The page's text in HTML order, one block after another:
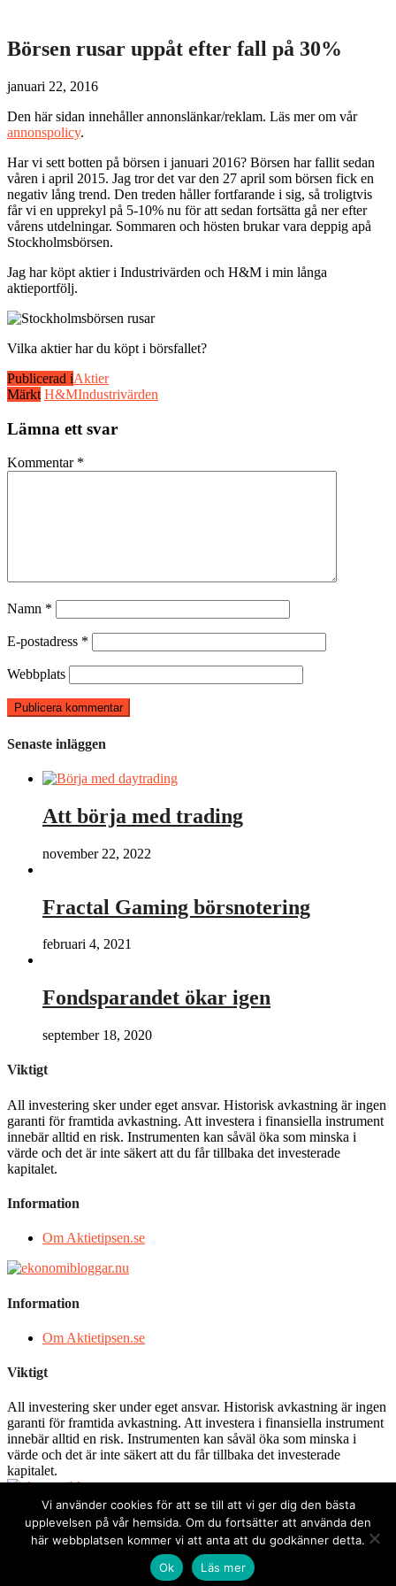
Börsen rusar uppåt efter fall på 30%
januari 22, 2016
Den här sidan innehåller annonslänkar/reklam. Läs mer om vår
annonspolicy.
Har vi sett botten på börsen i januari 2016? Börsen har fallit sedan
våren i april 2015. Jag tror det var den 27 april som börsen fick en
negativ lång trend. Den treden håller fortfarande i sig, så troligtvis
får vi en upprekyl på 5-10% nu för att sedan fortsätta gå ner efter
vårens utdelningar. Sommaren och hösten brukar vara deppig apå
Stockholmsbörsen.
Jag har köpt aktier i Industrivärden och H&M i min långa
aktieportfölj.
Vilka aktier har du köpt i börsfallet?
Publicerad iAktier
Märkt H&MIndustrivärden
Lämna ett svar
Kommentar *
Namn *
E-postadress *
Webbplats
Senaste inläggen
Att börja med trading
november 22, 2022
Fractal Gaming börsnotering
februari 4, 2021
Fondsparandet ökar igen
september 18, 2020
Viktigt
All investering sker under eget ansvar. Historisk avkastning är ingen
garanti för framtida avkastning. Att investera i finansiella instrument
innebär alltid en risk. Instrumenten kan såväl öka som minska i
värde och det är inte säkert att du får tillbaka det investerade
kapitalet.
Information
Om Aktietipsen.se
Information
Om Aktietipsen.se
Viktigt
All investering sker under eget ansvar. Historisk avkastning är ingen
garanti för framtida avkastning. Att investera i finansiella instrument
innebär alltid en risk. Instrumenten kan såväl öka som minska i
värde och det är inte säkert att du får tillbaka det investerade
kapitalet.
Integritetspolicy
Cookies
Allmänna villkor
Upphovsrätt © 2026 Aktietipsen –Glob-tema av
Vi använder cookies för att se till att vi ger dig den bästa
upplevelsen på vår hemsida. Om du fortsätter att använda den
här webbplatsen kommer vi att anta att du godkänner detta.
Ok
Läs mer